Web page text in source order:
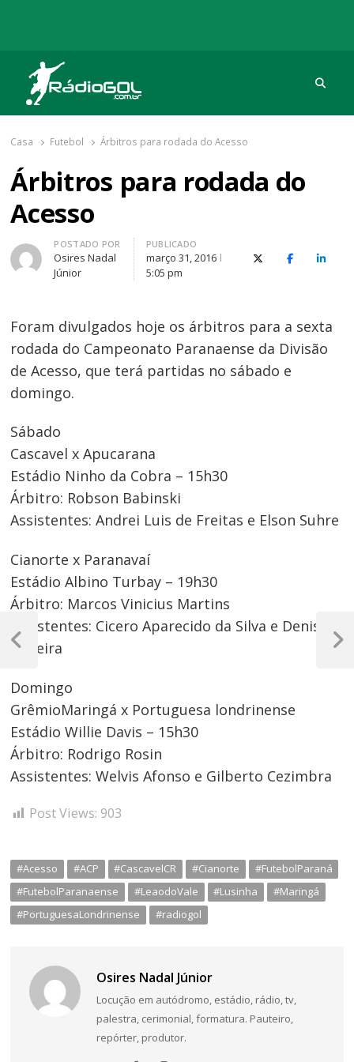
Rádio Gol
Há mais de 20 anos com as melhores coberturas
Casa Futebol Árbitros para rodada do Acesso
Árbitros para rodada do
Acesso
Autor
POSTADO POR
Osires Nadal
Júnior
PUBLICADO
março 31, 2016
5:05 pm
X (Twitter)Facebook
O
Foram divulgados hoje os árbitros para a sexta
rodada do Campeonato Paranaense da Divisão
de Acesso, que terá partidas no sábado e
domingo.
Sábado
Cascavel x Apucarana
Estádio Ninho da Cobra – 15h30
Árbitro: Robson Babinski
Assistentes: Andrei Luis de Freitas e Elson Suhre
Cianorte x Paranavaí
Estádio Albino Turbay – 19h30
Árbitro: Marcos Vinicius Martins
Assistentes: Cicero Aparecido da Silva e Denise e
Oliveira
Domingo
GrêmioMaringá x Portuguesa londrinense
Estádio Willie Davis – 15h30
Árbitro: Rodrigo Rosin
Assistentes: Welvis Afonso e Gilberto Cezimbra
Post Views: 903
#Acesso #ACP #CascavelCR #Cianorte
#FutebolParaná
#FutebolParanaense
#LeaodoVale #Lusinha
#Maringá
#PortuguesaLondrinense
#radiogol
Osires Nadal Júnior
Locução em autódromo, estádio, rádio, tv,
palestra, cerimonial, formatura. Pauteiro,
repórter, produtor.
Navegação
de
Post
Post